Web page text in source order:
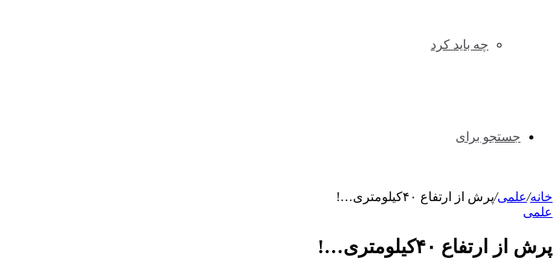
چه باید کرد
جستجو برای
خانه/علمی/پرش از ارتفاع ۴۰کیلومتری…!
علمی
پرش از ارتفاع ۴۰کیلومتری…!